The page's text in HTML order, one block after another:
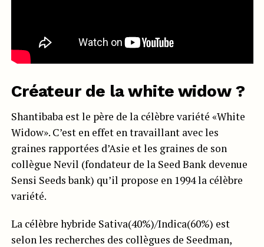
Créateur de la white widow ?
Shantibaba est le père de la célèbre variété «White
Widow». C’est en effet en travaillant avec les
graines rapportées d’Asie et les graines de son
collègue Nevil (fondateur de la Seed Bank devenue
Sensi Seeds bank) qu’il propose en 1994 la célèbre
variété.
La célèbre hybride Sativa(40%)/Indica(60%) est
selon les recherches des collègues de Seedman,